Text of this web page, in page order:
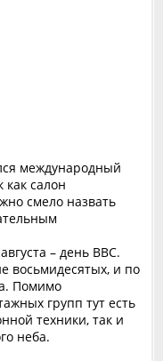
международный
как салон
смело назвать
– день ВВС.
восьмидесятых, и по
Помимо
групп тут есть
техники, так и
неба.